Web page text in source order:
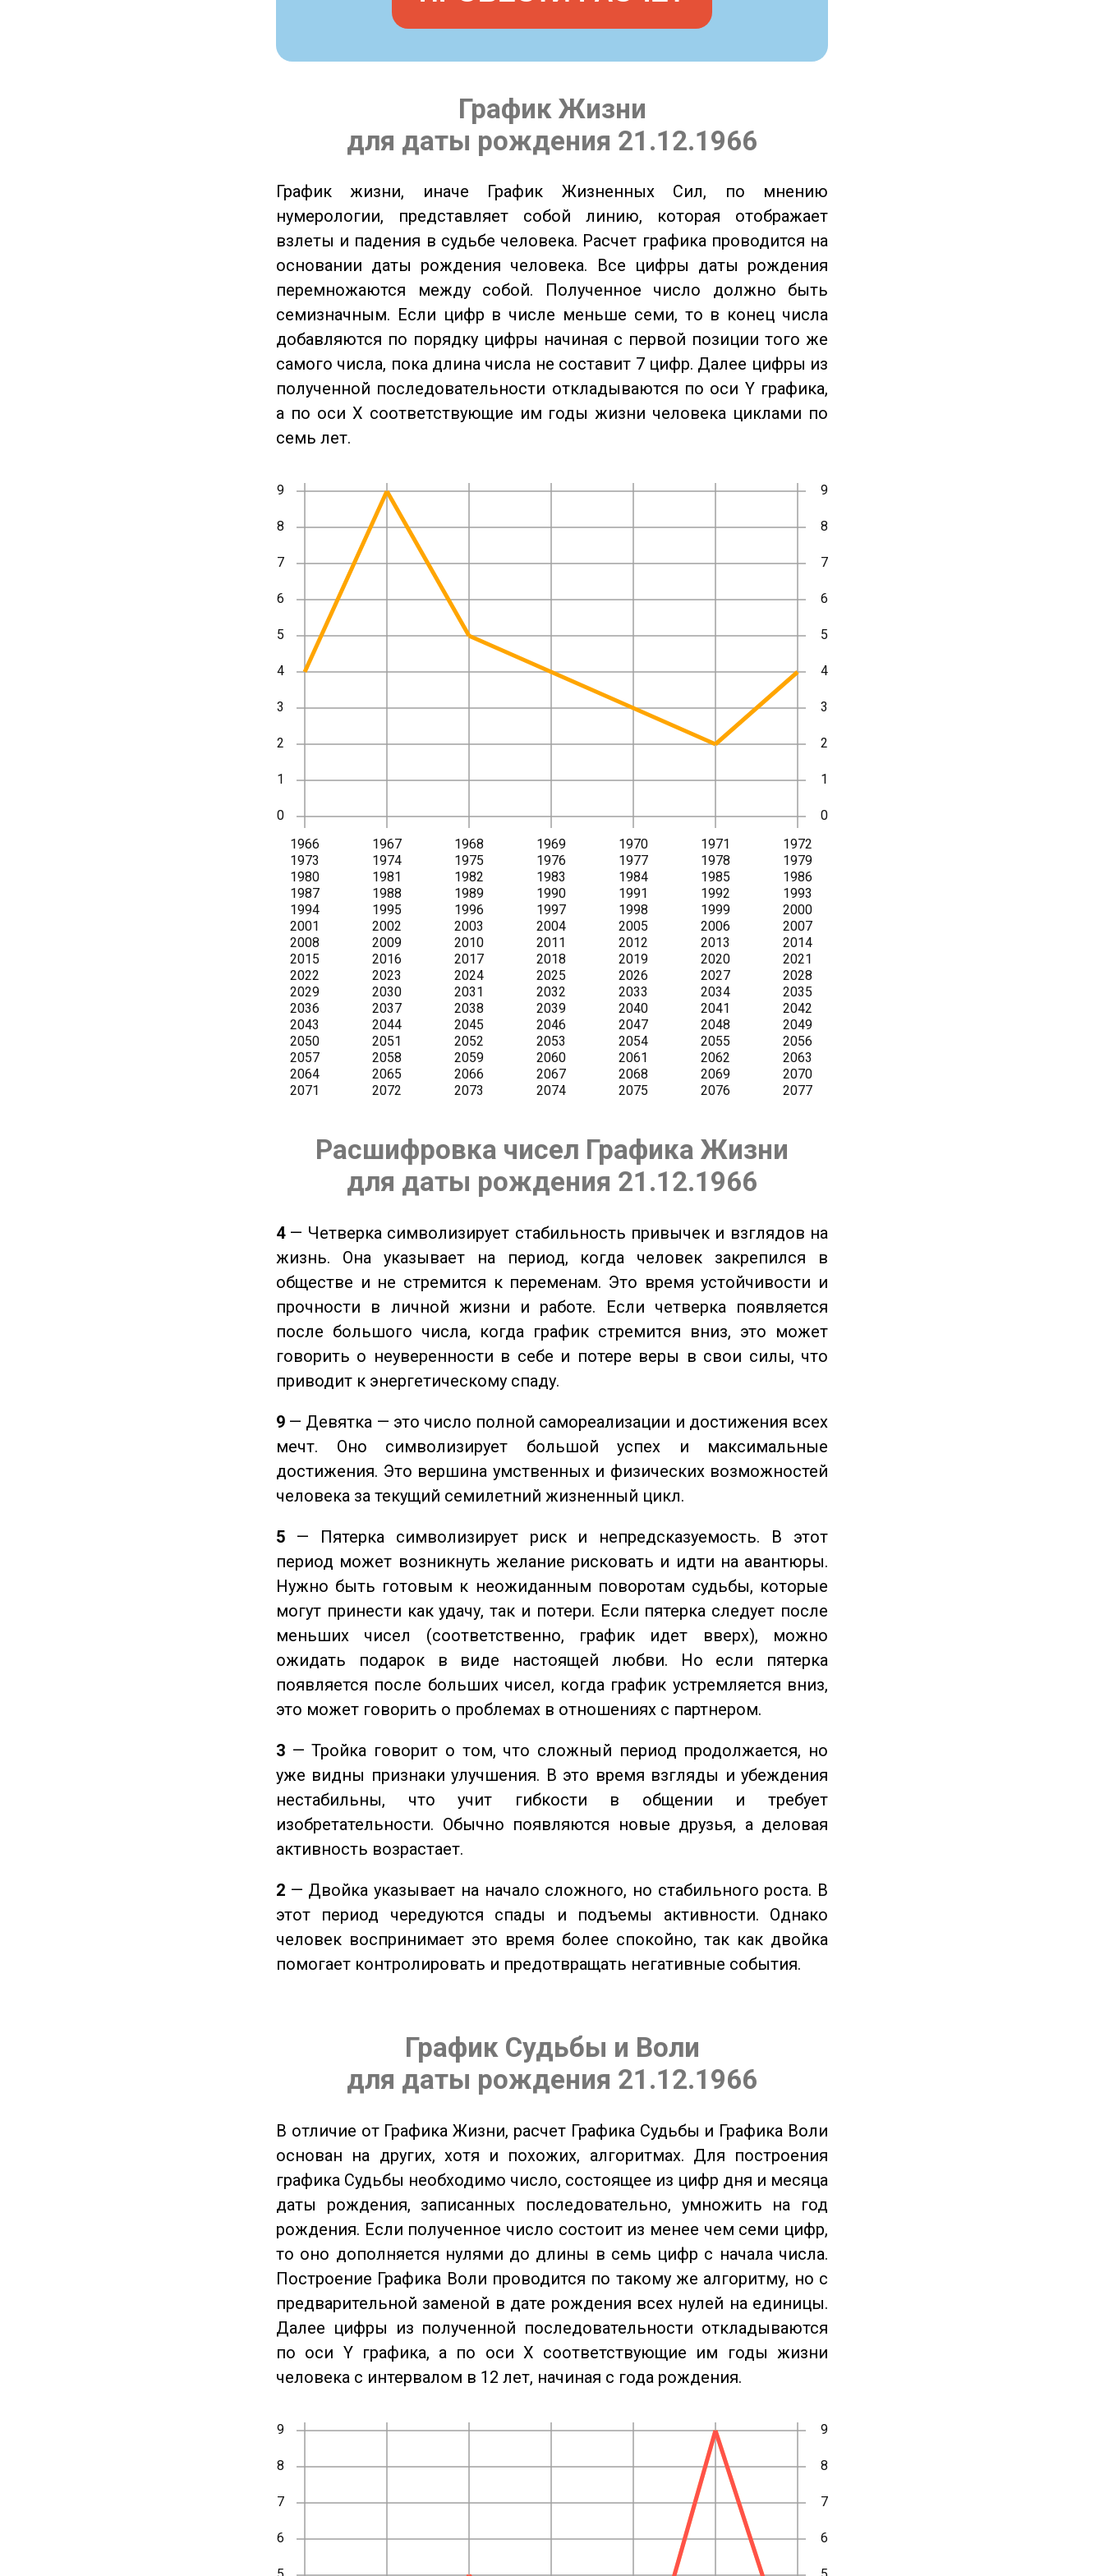
График Жизни
для даты рождения 21.12.1966
График жизни, иначе График Жизненных Сил, по мнению
нумерологии, представляет собой линию, которая отображает
взлеты и падения в судьбе человека. Расчет графика проводится на
основании даты рождения человека. Все цифры даты рождения
перемножаются между собой. Полученное число должно быть
семизначным. Если цифр в числе меньше семи, то в конец числа
добавляются по порядку цифры начиная с первой позиции того же
самого числа, пока длина числа не составит 7 цифр. Далее цифры из
полученной последовательности откладываются по оси Y графика,
а по оси X соответствующие им годы жизни человека циклами по
семь лет.
Расшифровка чисел Графика Жизни
для даты рождения 21.12.1966
4— Четверка символизирует стабильность привычек и взглядов на
жизнь. Она указывает на период, когда человек закрепился в
обществе и не стремится к переменам. Это время устойчивости и
прочности в личной жизни и работе. Если четверка появляется
после большого числа, когда график стремится вниз, это может
говорить о неуверенности в себе и потере веры в свои силы, что
приводит к энергетическому спаду.
9 — Девятка — это число полной самореализации и достижения всех
мечт. Оно символизирует большой успех и максимальные
достижения. Это вершина умственных и физических возможностей
человека за текущий семилетний жизненный цикл.
5 — Пятерка символизирует риск и непредсказуемость. В этот
период может возникнуть желание рисковать и идти на авантюры.
Нужно быть готовым к неожиданным поворотам судьбы, которые
могут принести как удачу, так и потери. Если пятерка следует после
меньших чисел (соответственно, график идет вверх), можно
ожидать подарок в виде настоящей любви. Но если пятерка
появляется после больших чисел, когда график устремляется вниз,
это может говорить о проблемах в отношениях с партнером.
3 — Тройка говорит о том, что сложный период продолжается, но
уже видны признаки улучшения. В это время взгляды и убеждения
нестабильны, что учит гибкости в общении и требует
изобретательности. Обычно появляются новые друзья, а деловая
активность возрастает.
2 — Двойка указывает на начало сложного, но стабильного роста. В
этот период чередуются спады и подъемы активности. Однако
человек воспринимает это время более спокойно, так как двойка
помогает контролировать и предотвращать негативные события.
График Судьбы и Воли
для даты рождения 21.12.1966
В отличие от Графика Жизни, расчет Графика Судьбы и Графика Воли
основан на других, хотя и похожих, алгоритмах. Для построения
графика Судьбы необходимо число, состоящее из цифр дня и месяца
даты рождения, записанных последовательно, умножить на год
рождения. Если полученное число состоит из менее чем семи цифр,
то оно дополняется нулями до длины в семь цифр с начала числа.
Построение Графика Воли проводится по такому же алгоритму, но с
предварительной заменой в дате рождения всех нулей на единицы.
Далее цифры из полученной последовательности откладываются
по оси Y графика, а по оси X соответствующие им годы жизни
человека с интервалом в 12 лет, начиная с года рождения.